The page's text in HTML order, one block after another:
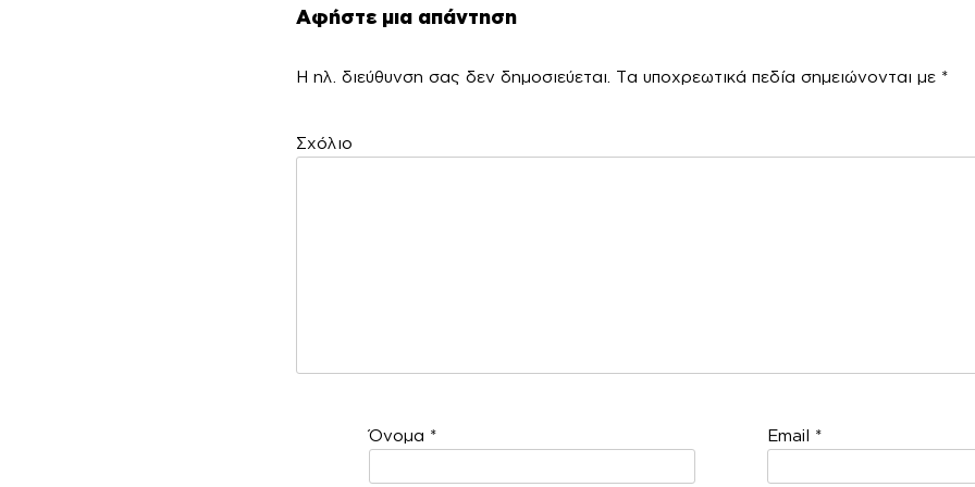
Αφήστε μια απάντηση
Η ηλ. διεύθυνση σας δεν δημοσιεύεται. Τα υποχρεωτικά πεδία σημειώνονται με *
Όνομα * Email *